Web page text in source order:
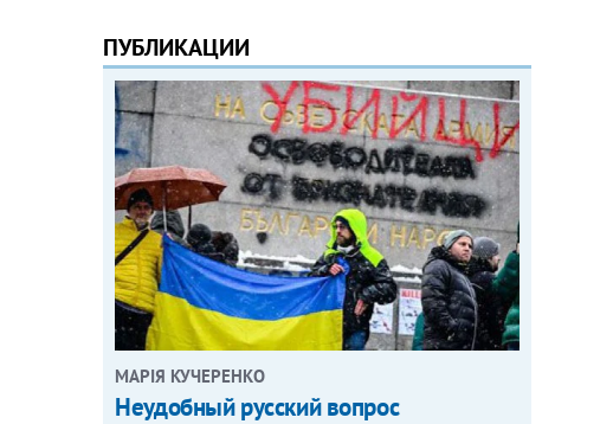
ПУБЛИКАЦИИ
МАРІЯ КУЧЕРЕНКО
​Неудобный русский вопрос